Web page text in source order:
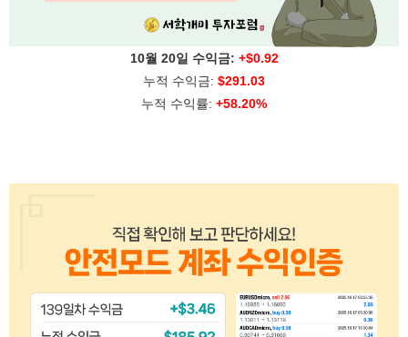
10월 20일 수익금: +$0.92
누적 수익금: $291.03
누적 수익률: +58.20%